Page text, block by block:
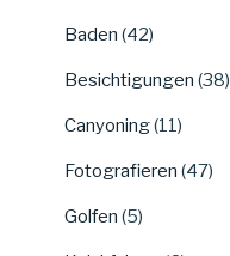
Baden (42)
Besichtigungen (38)
Canyoning(11)
Fotografieren (47)
Golfen (5)